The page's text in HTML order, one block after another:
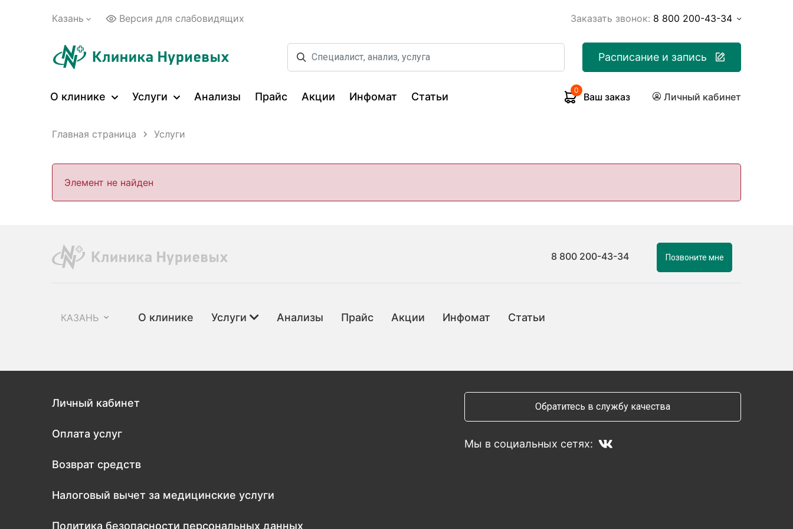
Казань Версия для слабовидящих Заказать звонок: 8 800 200-43-34
Расписание и запись
О клинике Услуги Анализы Прайс Акции Инфомат Статьи
0
Ваш заказ Личный кабинет
Главная страница Услуги
Элемент не найден
8 800 200-43-34 Позвоните мне
КАЗАНЬ О клинике Услуги Анализы Прайс Акции Инфомат Статьи
Личный кабинет
Оплата услуг
Возврат средств
Налоговый вычет за медицинские услуги
Политика безопасности персональных данных
Обратитесь в службу качества
Мы в социальных сетях: